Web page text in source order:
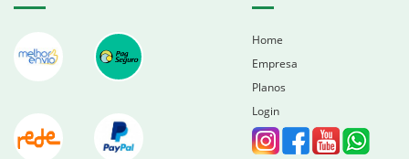
Home
Empresa
Planos
Login